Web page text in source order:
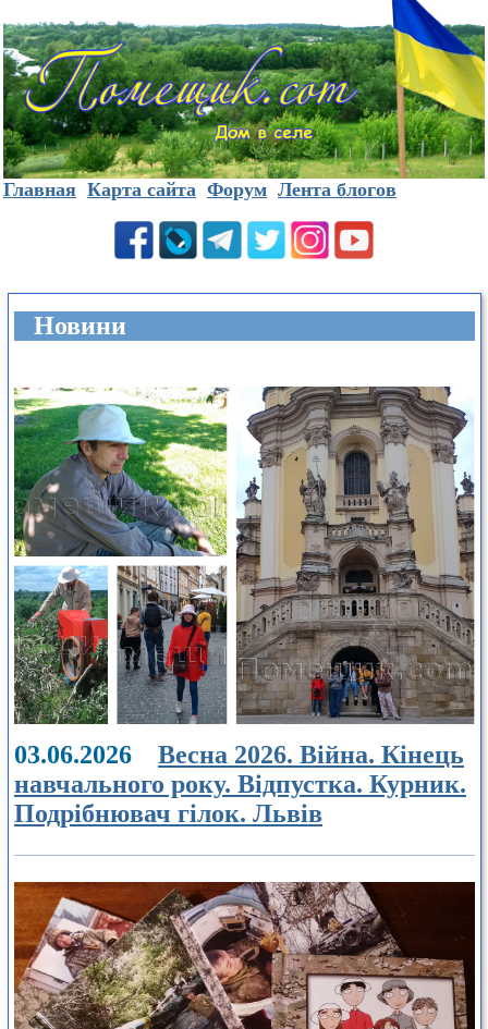
Главная Карта сайта Форум Лента блогов
Новини
03.06.2026 Весна 2026. Війна. Кінець
навчального року. Відпустка. Курник.
Подрібнювач гілок. Львів